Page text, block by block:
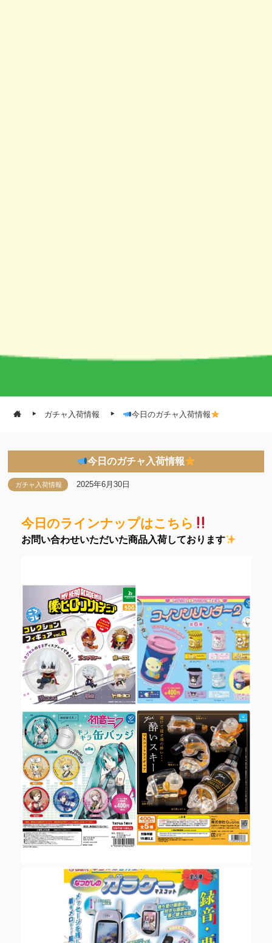
ガチャ入荷情報 今日のガチャ入荷情報
今日のガチャ入荷情報
ガチャ入荷情報 2025年6月30日
今日のラインナップはこちら
お問い合わせいただいた商品入荷しております